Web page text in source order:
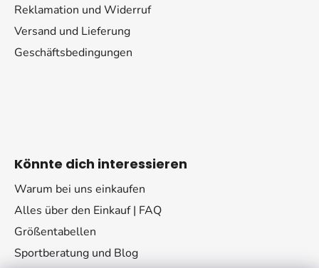
Reklamation und Widerruf
Versand und Lieferung
Geschäftsbedingungen
Könnte dich interessieren
Warum bei uns einkaufen
Alles über den Einkauf | FAQ
Größentabellen
Sportberatung und Blog